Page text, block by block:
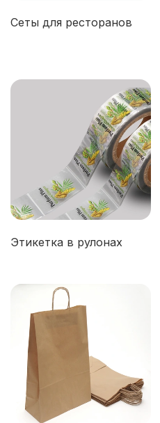
Сеты для ресторанов
Этикетка в рулонах